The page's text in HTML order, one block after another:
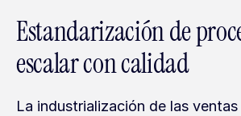
Estandarización de
escalar con calidad
La industrialización de las